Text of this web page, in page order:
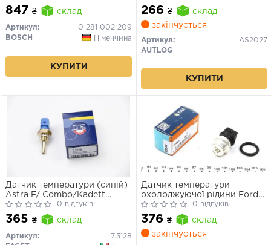
847 ₴ склад
Артикул:
0 281 002 209
BOSCH
Німеччина
КУПИТИ
5.0 95-11
266 ₴
склад
закінчується
Артикул:
AS2027
AUTLOG
КУПИТИ
Датчик температури (синій)
Astra F/ Combo/Kadett
E/BMW (E36, E34) 1.1-3.5 82-
16
0 відгуків
365 ₴ склад
Артикул:
7.3128
Датчик температури
охолоджуючої рідини Ford
Galaxy I, Seat Cordoba, Skoda
Felicia I 1.0–2.8
0 відгуків
376 ₴
склад
закінчується